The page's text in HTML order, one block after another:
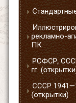
рекламно-
ПК
РСФСР,
гг.
СССР
(открытки)